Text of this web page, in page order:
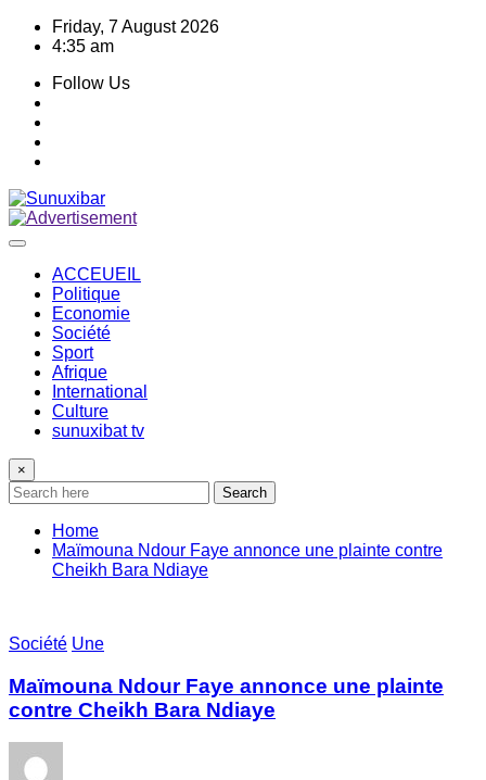
Skip
Friday, 7 August 2026
4:35 am
Follow Us
ACCEUEIL
Politique
Economie
Société
Sport
Afrique
International
Culture
sunuxibat tv
×
Search
Home
Maïmouna Ndour Faye annonce une plainte contre
Cheikh Bara Ndiaye
Société Une
Maïmouna Ndour Faye annonce une plainte
contre Cheikh Bara Ndiaye